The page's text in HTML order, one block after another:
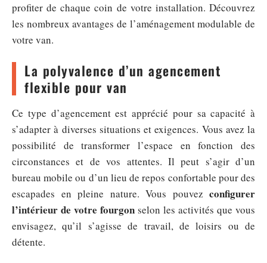
profiter de chaque coin de votre installation. Découvrez
les nombreux avantages de l’aménagement modulable de
votre van.
La polyvalence d’un agencement
flexible pour van
Ce type d’agencement est apprécié pour sa capacité à
s’adapter à diverses situations et exigences. Vous avez la
possibilité de transformer l’espace en fonction des
circonstances et de vos attentes. Il peut s’agir d’un
bureau mobile ou d’un lieu de repos confortable pour des
escapades en pleine nature. Vous pouvez configurer
l’intérieur de votre fourgon selon les activités que vous
envisagez, qu’il s’agisse de travail, de loisirs ou de
détente.